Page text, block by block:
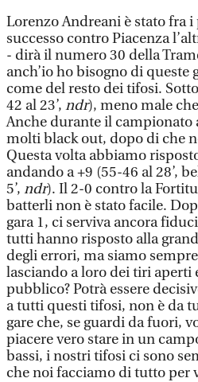
Lorenzo Andreani è stato fra
successo contro Piacenza
- dirà il numero 30 della
anch’io ho bisogno di queste
come del resto dei tifosi.
42 al 23’, ndr), meno male
Anche durante il campionato
molti black out, dopo di che
Questa volta abbiamo
andando a +9 (55-46 al 28’,
5’, ndr). Il 2-0 contro la
batterli non è stato facile.
gara 1, ci serviva ancora
tutti hanno risposto alla
degli errori, ma siamo
lasciando a loro dei tiri aperti
pubblico? Potrà essere
a tutti questi tifosi, non è da
gare che, se guardi da fuori,
piacere vero stare in un
bassi, i nostri tifosi ci sono
che noi facciamo di tutto per